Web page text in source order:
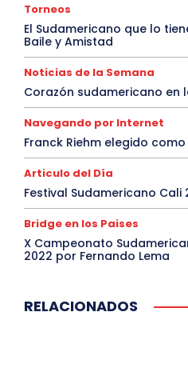
Torneos
El Sudamericano que lo
Baile y Amistad
Noticias de la Semana
Corazón sudamericano en
Navegando por Internet
Franck Riehm elegido
Articulo del Día
Festival Sudamericano Cali
Bridge en los Paises
X Campeonato
2022 por Fernando Lema
RELACIONADOS